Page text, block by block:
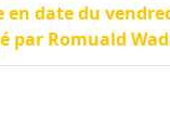
date du
par Romuald